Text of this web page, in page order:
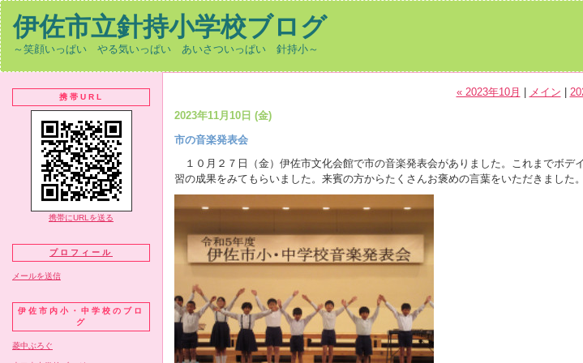
伊佐市立針持小学校ブログ
～笑顔いっぱい やる気いっぱい あいさついっぱい 針持小～
携帯URL
携帯にURLを送る
プロフィール
メールを送信
伊佐市内小・中学校のブロ
グ
菱中ぶろぐ
« 2023年10月 メイン
2023年11月10日 (金)
市の音楽発表会
１０月２７日（金）伊佐市文化会館で市の音楽発表会がありました。これまでボデ
習の成果をみてもらいました。来賓の方からたくさんお褒めの言葉をいただきました。